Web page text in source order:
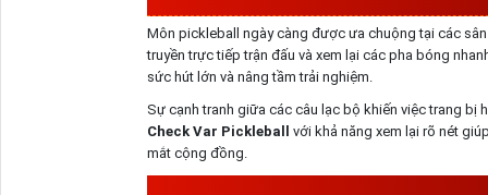
Môn pickleball ngày càng được ưa chuộng tại các
truyền trực tiếp trận đấu và xem lại các pha bóng
sức hút lớn và nâng tầm trải nghiệm.
Sự cạnh tranh giữa các câu lạc bộ khiến việc trang
Check Var Pickleball
với khả năng xem lại rõ nét
mắt cộng đồng.